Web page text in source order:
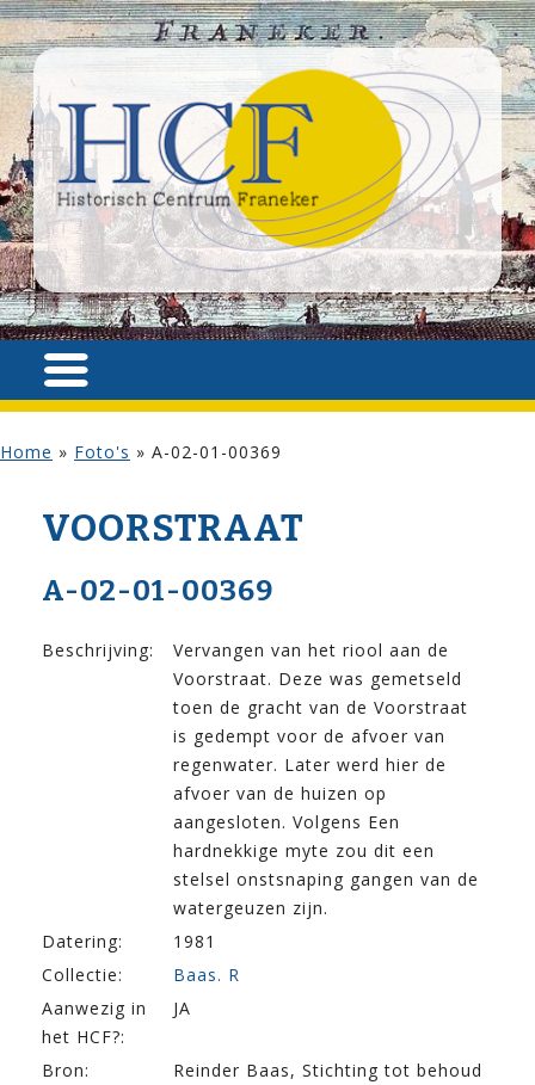
Home » Foto's » A-02-01-00369
VOOR­STRAAT
A-02-01-00369
Beschrijving:
Vervangen van het riool aan de
Voorstraat. Deze was gemetseld
toen de gracht van de Voorstraat
is gedempt voor de afvoer van
regenwater. Later werd hier de
afvoer van de huizen op
aangesloten. Volgens Een
hardnekkige myte zou dit een
stelsel onstsnaping gangen van de
watergeuzen zijn.
Datering:
1981
Collectie:
Baas. R
Aanwezig in
het HCF?:
JA
Bron:
Reinder Baas, Stichting tot behoud